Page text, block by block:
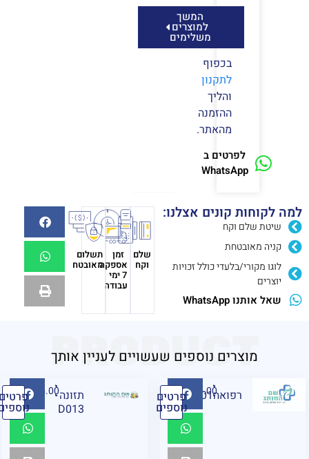
המשך
למוצרים
משלימים
בכפוף
לתקנון
והליך
ההזמנה
מהאתר.
לפרטים ב
WhatsApp
למה לקוחות קונים אצלנו:
שיטת שלם וקח
קניה מאובטחת
לוגו מקורי/בלעדי כולל זכויות
יוצרים
שאל אותנו WhatsApp
שלם
וקח
זמן
אספקה
7 ימי
עבודה
תשלום
מאובטח
מוצרים נוספים שעשויים לעניין אותך
PRODUCT
רפואהM01 ₪ 95.00 פרטים
נוספים
תזונה
D013
₪ 95.00 פרטים
נוספים